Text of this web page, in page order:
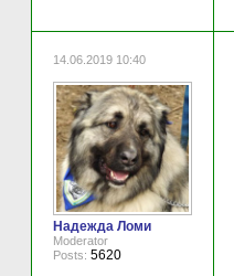
14.06.2019 10:40
Надежда Ломи
Moderator
Posts: 5620